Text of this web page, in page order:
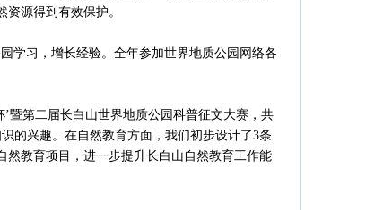
资源得到有效保护。
学习，增长经验。全年参加世界地质公园网络各
暨第二届长白山世界地质公园科普征文大赛，共
的兴趣。在自然教育方面，我们初步设计了3条
教育项目，进一步提升长白山自然教育工作能